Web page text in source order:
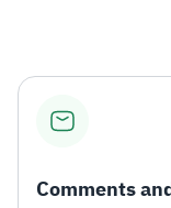
Comments